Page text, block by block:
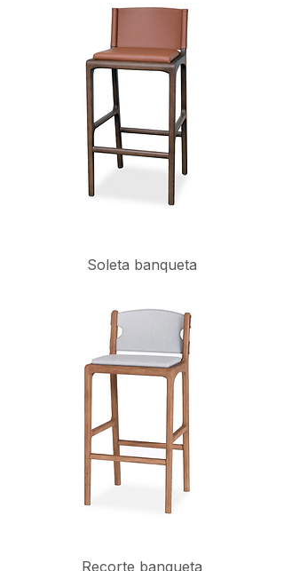
Soleta banqueta
Recorte banqueta